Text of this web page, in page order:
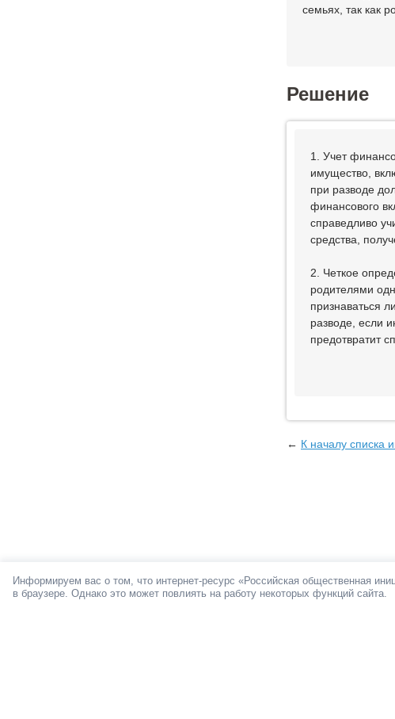
семьях, так как
Решение
1. Учет
имущество,
при разводе
финансового
справедливо
средства,
2. Четкое
родителями
признаваться
разводе, если
предотвратит
← К началу списка
Информируем вас о том, что интернет-ресурс «Российская общественная
в браузере. Однако это может повлиять на работу некоторых функций сайта.